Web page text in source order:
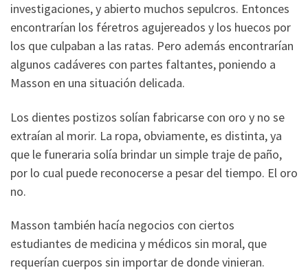
investigaciones, y abierto muchos sepulcros. Entonces
encontrarían los féretros agujereados y los huecos por
los que culpaban a las ratas. Pero además encontrarían
algunos cadáveres con partes faltantes, poniendo a
Masson en una situación delicada.
Los dientes postizos solían fabricarse con oro y no se
extraían al morir. La ropa, obviamente, es distinta, ya
que le funeraria solía brindar un simple traje de paño,
por lo cual puede reconocerse a pesar del tiempo. El oro
no.
Masson también hacía negocios con ciertos
estudiantes de medicina y médicos sin moral, que
requerían cuerpos sin importar de donde vinieran.